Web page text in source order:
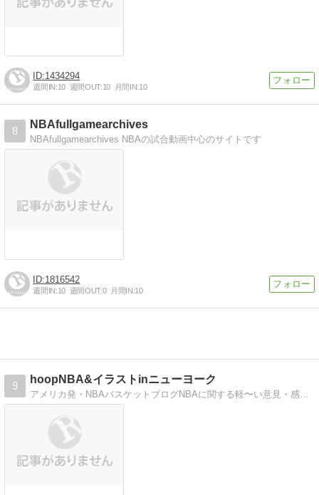
1434294
週間IN:10 週間OUT:10 月間IN:10
8
NBAfullgamearchives
NBAfullgamearchives NBAの試合動画中心のサイトです
1816542
週間IN:10 週間OUT:0 月間IN:10
9
hoopNBA&イラストinニューヨーク
アメリカ発・NBAバスケットブログNBAに関する軽〜い意見・感想をニューヨークからイラスト入りでお届けします。